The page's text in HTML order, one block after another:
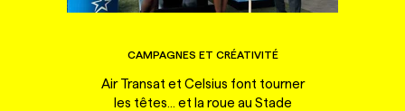
CAMPAGNES ET CRÉATIVITÉ
Air Transat et Celsius font tourner
les têtes... et la roue au Stade